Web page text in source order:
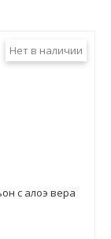
Нет в наличии
с алоэ вера